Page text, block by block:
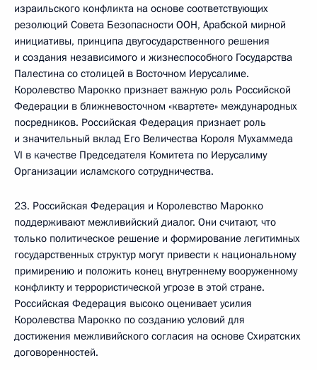
израильского конфликта на основе соответствующих
резолюций Совета Безопасности ООН, Арабской мирной
инициативы, принципа двугосударственного решения
и создания независимого и жизнеспособного Государства
Палестина со столицей в Восточном Иерусалиме.
Королевство Марокко признает важную роль Российской
Федерации в ближневосточном «квартете» международных
посредников. Российская Федерация признает роль
и значительный вклад Его Величества Короля Мухаммеда
VI в качестве Председателя Комитета по Иерусалиму
Организации исламского сотрудничества.
23. Российская Федерация и Королевство Марокко
поддерживают межливийский диалог. Они считают, что
только политическое решение и формирование легитимных
государственных структур могут привести к национальному
примирению и положить конец внутреннему вооруженному
конфликту и террористической угрозе в этой стране.
Российская Федерация высоко оценивает усилия
Королевства Марокко по созданию условий для
достижения межливийского согласия на основе Схиратских
договоренностей.